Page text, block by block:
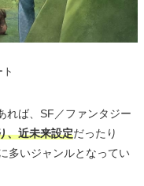
れば、SF／ファンタジー
、近未来設定だったり
多いジャンルとなってい